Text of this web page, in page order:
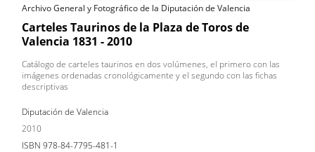
Archivo General y Fotográfico de la Diputación de Valencia
Carteles Taurinos de la Plaza de Toros de
Valencia 1831 - 2010
Catálogo de carteles taurinos en dos volúmenes, el primero con las
imágenes ordenadas cronológicamente y el segundo con las fichas
descriptivas
Diputación de Valencia
2010
ISBN 978-84-7795-481-1